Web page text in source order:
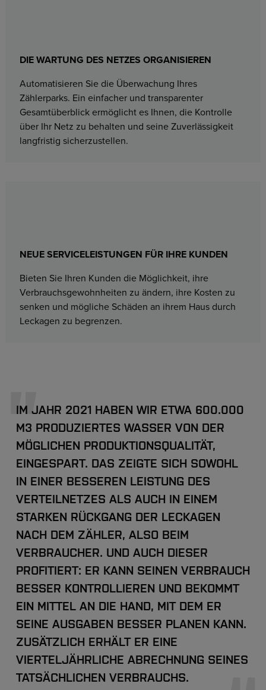
DIE WARTUNG DES NETZES ORGANISIEREN
Automatisieren Sie die Überwachung Ihres
Zählerparks. Ein einfacher und transparenter
Gesamtüberblick ermöglicht es Ihnen, die Kontrolle
über Ihr Netz zu behalten und seine Zuverlässigkeit
langfristig sicherzustellen.
NEUE SERVICELEISTUNGEN FÜR IHRE KUNDEN
Bieten Sie Ihren Kunden die Möglichkeit, ihre
Verbrauchsgewohnheiten zu ändern, ihre Kosten zu
senken und mögliche Schäden an ihrem Haus durch
Leckagen zu begrenzen.
IM JAHR 2021 HABEN WIR ETWA 600.000
M3 PRODUZIERTES WASSER VON DER
MÖGLICHEN PRODUKTIONSQUALITÄT,
EINGESPART. DAS ZEIGTE SICH SOWOHL
IN EINER BESSEREN LEISTUNG DES
VERTEILNETZES ALS AUCH IN EINEM
STARKEN RÜCKGANG DER LECKAGEN
NACH DEM ZÄHLER, ALSO BEIM
VERBRAUCHER. UND AUCH DIESER
PROFITIERT: ER KANN SEINEN VERBRAUCH
BESSER KONTROLLIEREN UND BEKOMMT
EIN MITTEL AN DIE HAND, MIT DEM ER
SEINE AUSGABEN BESSER PLANEN KANN.
ZUSÄTZLICH ERHÄLT ER EINE
VIERTELJÄHRLICHE ABRECHNUNG SEINES
TATSÄCHLICHEN VERBRAUCHS.